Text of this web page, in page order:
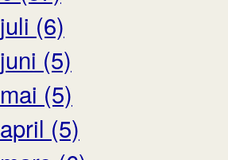
juli (6)
juni (5)
mai (5)
april (5)